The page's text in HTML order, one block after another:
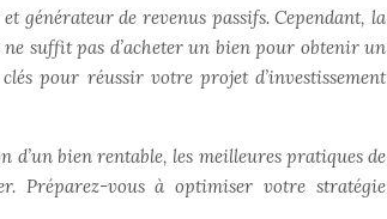
générateur de revenus passifs. Cependant, la
suffit pas d’acheter un bien pour obtenir un
pour réussir votre projet d’investissement
d’un bien rentable, les meilleures pratiques de
Préparez-vous à optimiser votre stratégie